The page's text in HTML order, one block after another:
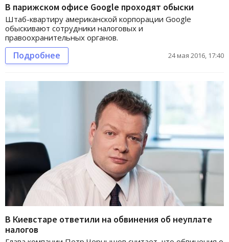
В парижском офисе Google проходят обыски
Штаб-квартиру американской корпорации Google
обыскивают сотрудники налоговых и
правоохранительных органов.
Подробнее 24 мая 2016, 17:40
В Киевстаре ответили на обвинения об неуплате
налогов